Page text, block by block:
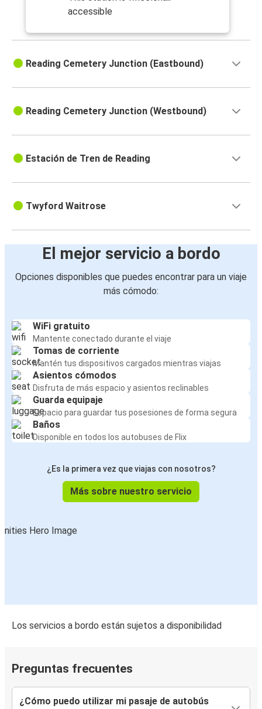
accessible
Reading Cemetery Junction (Eastbound)
Reading Cemetery Junction (Westbound)
Estación de Tren de Reading
Twyford Waitrose
El mejor servicio a bordo
Opciones disponibles que puedes encontrar para un viaje
más cómodo:
WiFi gratuito
Mantente conectado durante el viaje
Tomas de corriente
Mantén tus dispositivos cargados mientras viajas
Asientos cómodos
Disfruta de más espacio y asientos reclinables
Guarda equipaje
Espacio para guardar tus posesiones de forma segura
Baños
Disponible en todos los autobuses de Flix
¿Es la primera vez que viajas con nosotros?
Más sobre nuestro servicio
Los servicios a bordo están sujetos a disponibilidad
Preguntas frecuentes
¿Cómo puedo utilizar mi pasaje de autobús